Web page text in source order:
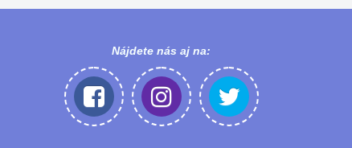
Nájdete nás aj na: